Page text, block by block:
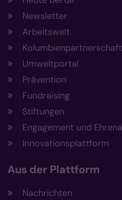
Newsletter
Arbeitswelt
Kolumbienpartnerschaft
Umweltportal
Prävention
Fundraising
Stiftungen
Engagement und
Innovationsplattform
Aus der Plattform
Nachrichten